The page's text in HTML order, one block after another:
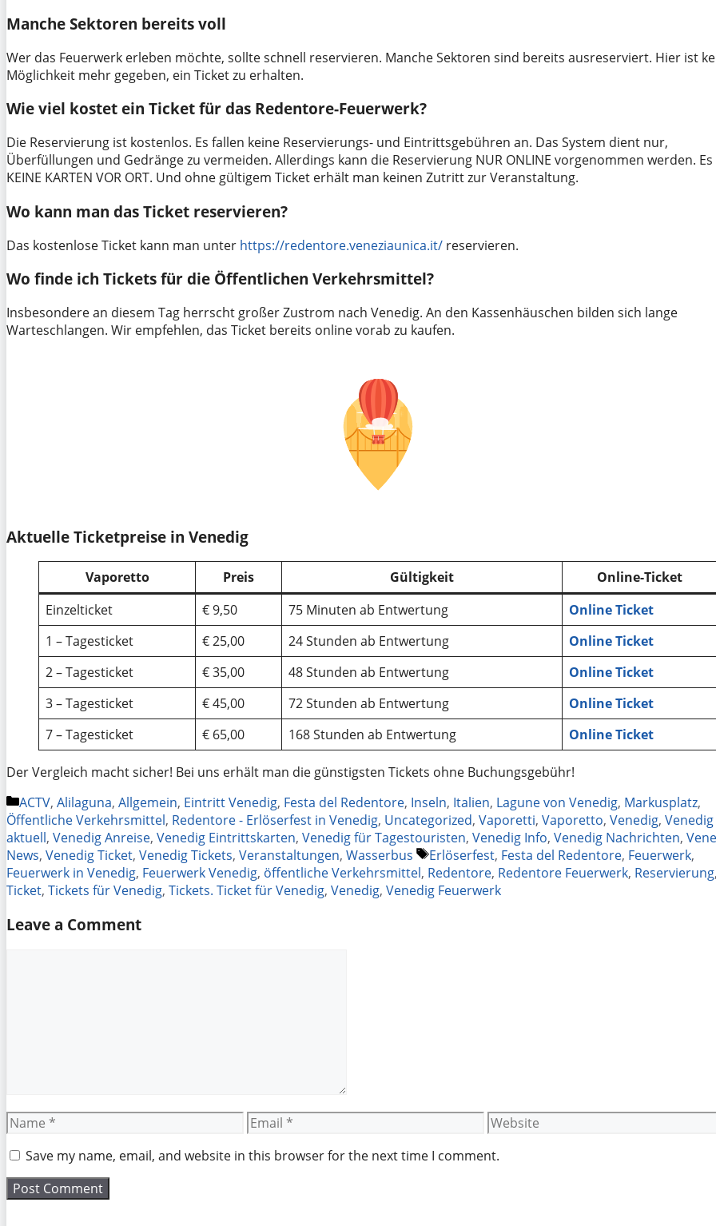
Manche Sektoren bereits voll
Wer das Feuerwerk erleben möchte, sollte schnell reservieren. Manche Sektoren sind bereits ausreserviert. Hier ist
Möglichkeit mehr gegeben, ein Ticket zu erhalten.
Wie viel kostet ein Ticket für das Redentore-Feuerwerk?
Die Reservierung ist kostenlos. Es fallen keine Reservierungs- und Eintrittsgebühren an. Das System dient nur,
Überfüllungen und Gedränge zu vermeiden. Allerdings kann die Reservierung NUR ONLINE vorgenommen werden.
KEINE KARTEN VOR ORT. Und ohne gültigem Ticket erhält man keinen Zutritt zur Veranstaltung.
Wo kann man das Ticket reservieren?
Das kostenlose Ticket kann man unter https://redentore.veneziaunica.it/ reservieren.
Wo finde ich Tickets für die Öffentlichen Verkehrsmittel?
Insbesondere an diesem Tag herrscht großer Zustrom nach Venedig. An den Kassenhäuschen bilden sich lange
Warteschlangen. Wir empfehlen, das Ticket bereits online vorab zu kaufen.
Aktuelle Ticketpreise in Venedig
Vaporetto Preis Gültigkeit
Online-Ticket
Einzelticket
€ 9,50 75 Minuten ab Entwertung
Online Ticket
1 – Tagesticket
€ 25,00 24 Stunden ab Entwertung
Online Ticket
2 – Tagesticket
€ 35,00 48 Stunden ab Entwertung
Online Ticket
3 – Tagesticket
€ 45,00 72 Stunden ab Entwertung
Online Ticket
7 – Tagesticket
€ 65,00 168 Stunden ab Entwertung Online Ticket
Der Vergleich macht sicher! Bei uns erhält man die günstigsten Tickets ohne Buchungsgebühr!
Categories
ACTV, Alilaguna, Allgemein, Eintritt Venedig, Festa del Redentore, Inseln, Italien, Lagune von Venedig, Markusplatz,
Öffentliche Verkehrsmittel, Redentore - Erlöserfest in Venedig, Uncategorized, Vaporetti, Vaporetto, Venedig, Venedig
aktuell, Venedig Anreise, Venedig Eintrittskarten, Venedig für Tagestouristen, Venedig Info, Venedig Nachrichten,
News, Venedig Ticket, Venedig Tickets, Veranstaltungen, Wasserbus Tags
Erlöserfest, Festa del Redentore, Feuerwerk,
Feuerwerk in Venedig, Feuerwerk Venedig, öffentliche Verkehrsmittel, Redentore, Redentore Feuerwerk, Reservierung
Ticket, Tickets für Venedig, Tickets. Ticket für Venedig, Venedig, Venedig Feuerwerk
Leave a Comment
Name Email Website
Save my name, email, and website in this browser for the next time I comment.